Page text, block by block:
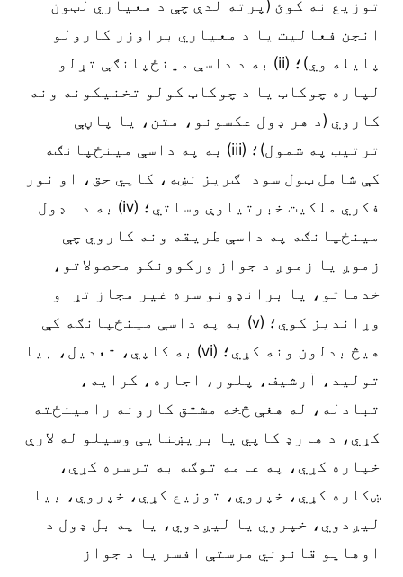
توزیع نه کوئ (پرته لدې چې د معیاري لټون
انجن فعالیت یا د معیاري براوزر کارولو
پایله وي)؛ (ii) به د داسې مینځپانګې تړلو
لپاره چوکاټ یا د چوکاټ کولو تخنیکونه ونه
کاروي (د هر ډول عکسونو، متن، یا پاڼې
ترتیب په شمول)؛ (iii) به په داسې مینځپانګه
کې شامل ټول سوداګریز نښه، کاپي حق، او نور
فکري ملکیت خبرتیاوې وساتي؛ (iv) به دا ډول
مینځپانګه په داسې طریقه ونه کاروي چې
زموږ یا زموږ د جواز ورکوونکو محصولاتو،
خدماتو، یا برانډونو سره غیر مجاز تړاو
وړاندیز کوي؛ (v) به په داسې مینځپانګه کې
هیڅ بدلون ونه کړي؛ (vi) به کاپي، تعدیل، بیا
تولید، آرشیف، پلور، اجاره، کرایه،
تبادله، له هغې څخه مشتق کارونه رامینځته
کړي، د هارډ کاپي یا بریښنایی وسیلو له لارې
خپاره کړي، په عامه توګه به ترسره کړي،
ښکاره کړي، خپروي، توزیع کړي، خپروي، بیا
لیږدوي، خپروي یا لیږدوي، یا په بل ډول د
اوهایو قانوني مرستې افسر یا د جواز